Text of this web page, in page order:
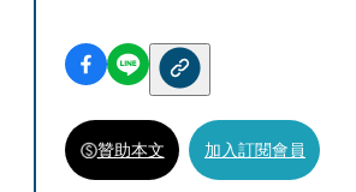
贊助本文 加入訂閱會員